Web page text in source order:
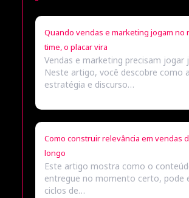
Quando vendas e marketing jogam no
time, o placar vira
Vendas e marketing precisam jogar
Neste artigo, você descobre como
estratégia e discurso…
Como construir relevância em vendas
longo
Este artigo mostra como o
entregue no momento certo, pode
ciclos de…